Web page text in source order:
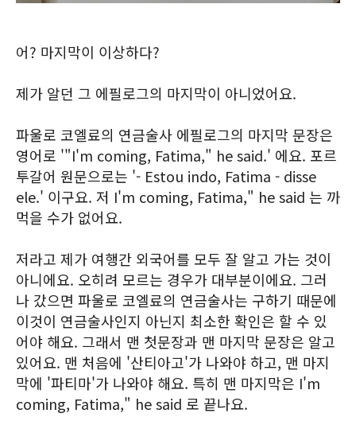
어? 마지막이 이상하다?
제가 알던 그 에필로그의 마지막이 아니었어요.
파울로 코엘료의 연금술사 에필로그의 마지막 문장은
영어로 '"I'm coming, Fatima," he said.' 에요. 포르
투갈어 원문으로는 '- Estou indo, Fatima - disse
ele.' 이구요. 저 I'm coming, Fatima," he said 는 까
먹을 수가 없어요.
저라고 제가 여행간 외국어를 모두 잘 알고 가는 것이
아니에요. 오히려 모르는 경우가 대부분이에요. 그러
나 갔으면 파울로 코엘료의 연금술사는 구하기 때문에
이것이 연금술사인지 아닌지 최소한 확인은 할 수 있
어야 해요. 그래서 맨 첫문장과 맨 마지막 문장은 알고
있어요. 맨 처음에 '산티아고'가 나와야 하고, 맨 마지
막에 '파티마'가 나와야 해요. 특히 맨 마지막은 I'm
coming, Fatima," he said 로 끝나요.